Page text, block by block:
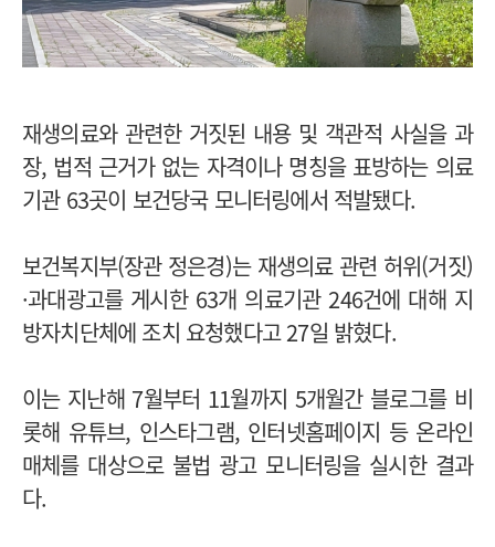
재생의료와 관련한 거짓된 내용 및 객관적 사실을 과
장, 법적 근거가 없는 자격이나 명칭을 표방하는 의료
기관 63곳이 보건당국 모니터링에서 적발됐다.
보건복지부(장관 정은경)는 재생의료 관련 허위(거짓)
·과대광고를 게시한 63개 의료기관 246건에 대해 지
방자치단체에 조치 요청했다고 27일 밝혔다.
이는 지난해 7월부터 11월까지 5개월간 블로그를 비
롯해 유튜브, 인스타그램, 인터넷홈페이지 등 온라인
매체를 대상으로 불법 광고 모니터링을 실시한 결과
다.